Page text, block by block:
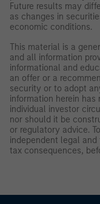
Future results may
as changes in
economic conditions.
This material is a
and all information
informational and
an offer or a
security or to adopt
information herein
individual investor
nor should it be
or regulatory advice.
independent legal
tax consequences,